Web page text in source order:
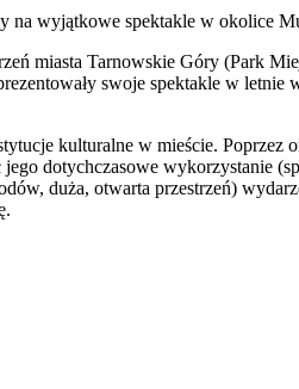
na wyjątkowe spektakle w okolice
miasta Tarnowskie Góry (Park
swoje spektakle w
kulturalne w mieście. Poprzez
dotychczasowe wykorzystanie
duża, otwarta przestrzeń)